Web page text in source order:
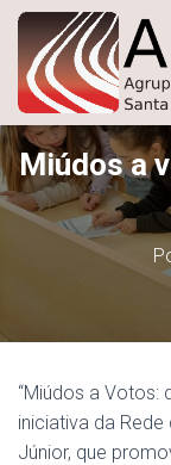
Miúdos a
“Miúdos a Votos:
iniciativa da
Júnior, que